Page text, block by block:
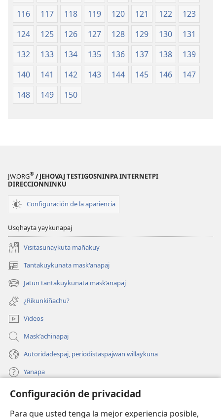
Configuración de privacidad
Para que usted tenga la mejor experiencia posible,
116
117 118 119 120 121 122
123
124
125 126 127 128 129 130
131
132
133 134 135 136 137 138
139
140
141 142 143 144 145 146
147
148
149 150
JW.ORG® / JEHOVAJ TESTIGOSNINPA INTERNETPI
DIRECCIONNINKU
Configuración de la apariencia
Usqhayta yaykunapaj
Visitasunaykuta mañakuy
Tantakuykunata mask'anapaj
(opens
new
window)
Jatun tantakuykunata mask’anapaj
(opens
new
window)
¿Rikunkiñachu?
Videos
Maskʼachinapaj
Autoridadespaj, periodistaspajwan willaykuna
Yanapa
Donaciones
new